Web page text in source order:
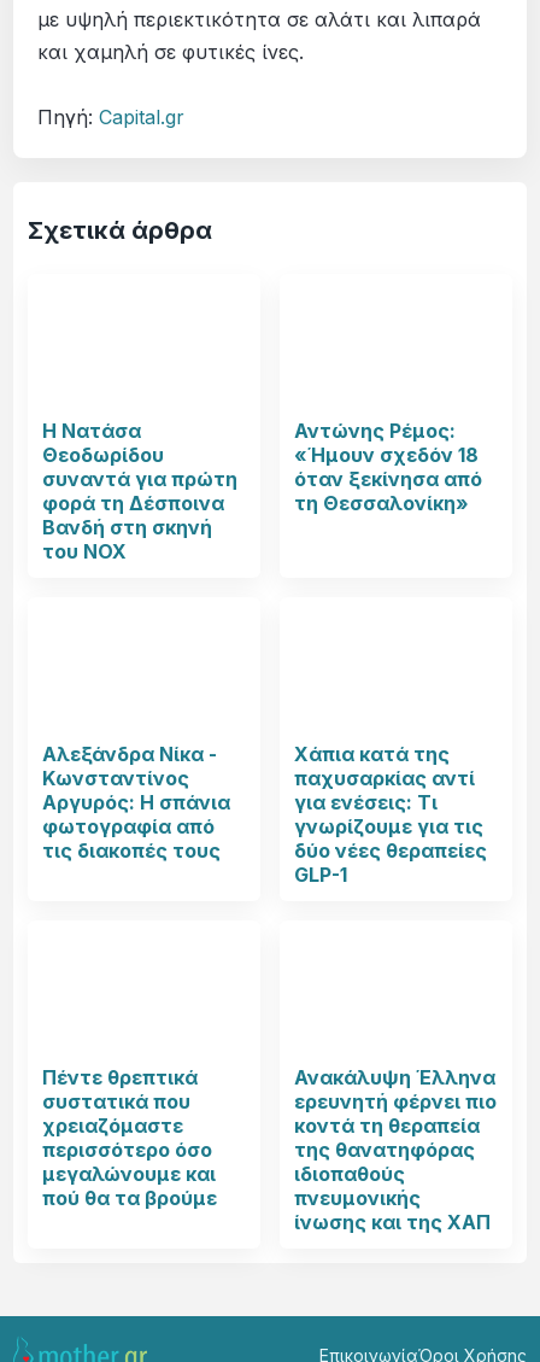
με υψηλή περιεκτικότητα σε αλάτι και λιπαρά
και χαμηλή σε φυτικές ίνες.
Πηγή:Capital.gr
Σχετικά άρθρα
Η Νατάσα
Θεοδωρίδου
συναντά για πρώτη
φορά τη Δέσποινα
Βανδή στη σκηνή
του NOX
Αντώνης Ρέμος:
«Ήμουν σχεδόν 18
όταν ξεκίνησα από
τη Θεσσαλονίκη»
Αλεξάνδρα Νίκα -
Κωνσταντίνος
Αργυρός: Η σπάνια
φωτογραφία από
τις διακοπές τους
Χάπια κατά της
παχυσαρκίας αντί
για ενέσεις: Τι
γνωρίζουμε για τις
δύο νέες θεραπείες
GLP-1
Πέντε θρεπτικά
συστατικά που
χρειαζόμαστε
περισσότερο όσο
μεγαλώνουμε και
πού θα τα βρούμε
Ανακάλυψη Έλληνα
ερευνητή φέρνει πιο
κοντά τη θεραπεία
της θανατηφόρας
ιδιοπαθούς
πνευμονικής
ίνωσης και της ΧΑΠ
ΕπικοινωνίαΌροι Χρήσης